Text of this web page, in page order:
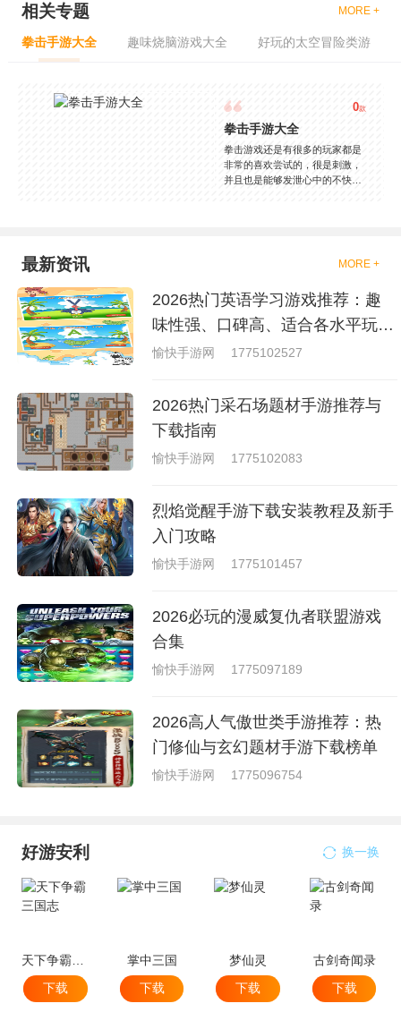
相关专题 MORE +
拳击手游大全 趣味烧脑游戏大全 好玩的太空冒险类游
0款
拳击手游大全
拳击游戏还是有很多的玩家都是
非常的喜欢尝试的，很是刺激，
并且也是能够发泄心中的不快
够去进行体验的，我们也是能够
就是收集了一些有意思的拳击游
戏，相信你们一定会喜欢的。
最新资讯 MORE +
2026热门英语学习游戏推荐：趣
味性强、口碑高、适合各水平玩家
的英语游戏合集
愉快手游网 1775102527
2026热门采石场题材手游推荐与
下载指南
愉快手游网 1775102083
烈焰觉醒手游下载安装教程及新手
入门攻略
愉快手游网 1775101457
2026必玩的漫威复仇者联盟游戏
合集
愉快手游网 1775097189
2026高人气傲世类手游推荐：热
门修仙与玄幻题材手游下载榜单
愉快手游网 1775096754
好游安利 换一换
天下争霸三国志
下载
掌中三国
下载
梦仙灵
下载
古剑奇闻录
下载